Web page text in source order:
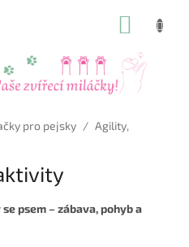
pro pejsky / Agility,
psem – zábava, pohyb a